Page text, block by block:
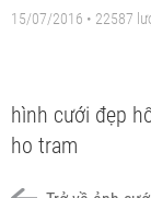
15/07/2016 • 22587
hình cưới đẹp
ho tram